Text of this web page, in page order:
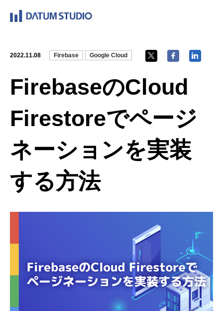
2022.11.08 Firebase Google Cloud
FirebaseのCloud
Firestoreでページ
ネーションを実装
する方法